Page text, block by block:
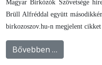
Magyar Birkózók Szövetsége
Brüll Alfréddal együtt
birkozoszov.hu-n megjelent cikket
Bővebben …